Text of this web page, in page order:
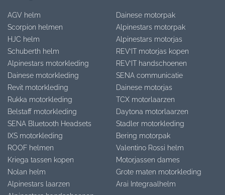
AGV helm
Scorpion helmen
HJC helm
Schuberth helm
Alpinestars motorkleding
Dainese motorkleding
Revit motorkleding
Rukka motorkleding
Belstaff motorkleding
SENA Bluetooth Headsets
IXS motorkleding
ROOF helmen
Kriega tassen kopen
Nolan helm
Alpinestars laarzen
Dainese motorpak
Alpinestars motorpak
Alpinestars motorjas
REV’IT motorjas kopen
REV’IT handschoenen
SENA communicatie
Dainese motorjas
TCX motorlaarzen
Daytona motorlaarzen
Stadler motorkleding
Bering motorpak
Valentino Rossi helm
Motorjassen dames
Grote maten motorkleding
Arai Integraalhelm